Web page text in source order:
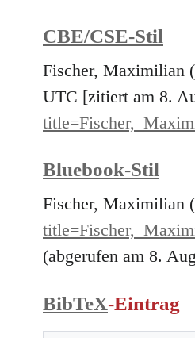
CBE/CSE-Stil
Fischer, Maximilian
UTC [zitiert am 8.
Bluebook-Stil
Fischer, Maximilian
(abgerufen am 8.
BibTeX-Eintrag